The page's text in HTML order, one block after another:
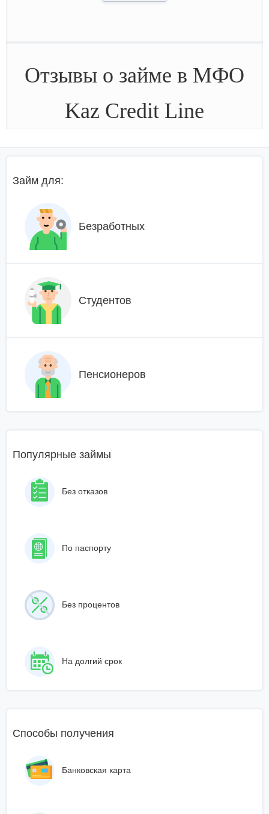
Отзывы о займе в МФО
Kaz Credit Line
Займ для:
Безработных
Студентов
Пенсионеров
Популярные займы
Без отказов
По паспорту
Без процентов
На долгий срок
Способы получения
Банковская карта